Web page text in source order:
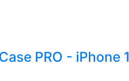
PRO - iPhone